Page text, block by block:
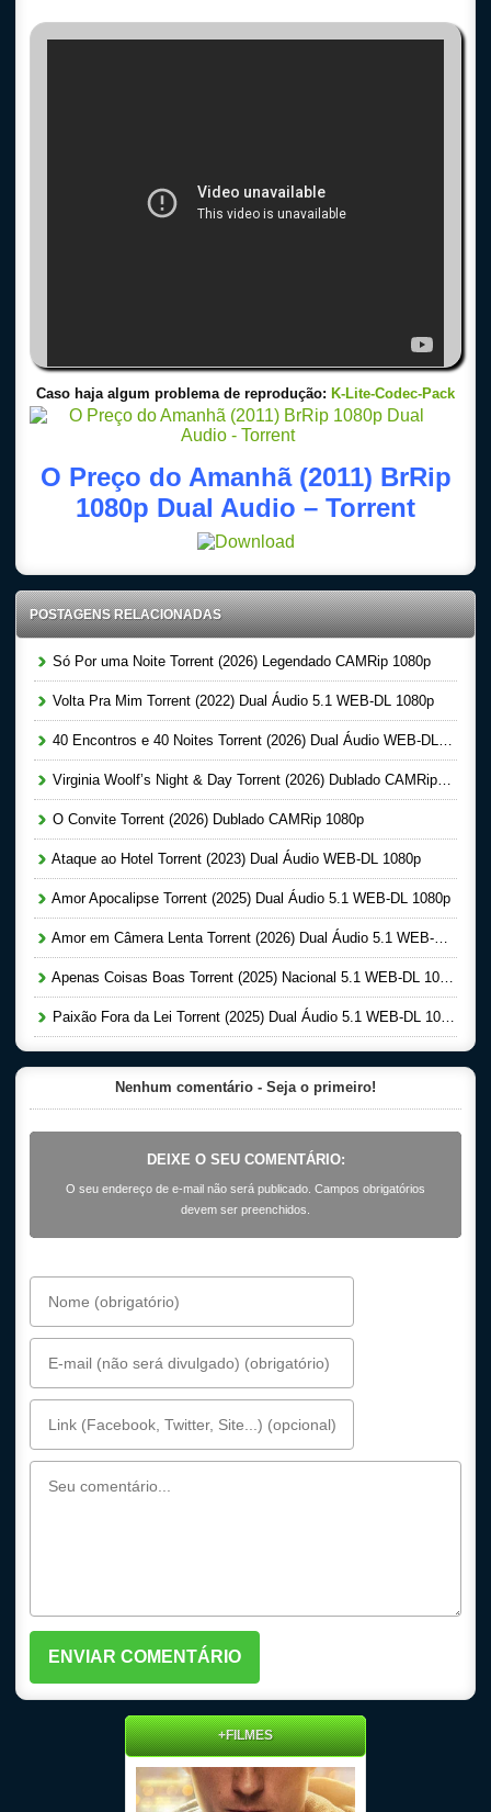
Caso haja algum problema de reprodução: K-Lite-Codec-Pack
O Preço do Amanhã (2011) BrRip
1080p Dual Audio – Torrent
POSTAGENS RELACIONADAS
Só Por uma Noite Torrent (2026) Legendado CAMRip 1080p
Volta Pra Mim Torrent (2022) Dual Áudio 5.1 WEB-DL 1080p
40 Encontros e 40 Noites Torrent (2026) Dual Áudio WEB-DL 1080p
Virginia Woolf’s Night & Day Torrent (2026) Dublado CAMRip 1080p
O Convite Torrent (2026) Dublado CAMRip 1080p
Ataque ao Hotel Torrent (2023) Dual Áudio WEB-DL 1080p
Amor Apocalipse Torrent (2025) Dual Áudio 5.1 WEB-DL 1080p
Amor em Câmera Lenta Torrent (2026) Dual Áudio 5.1 WEB-DL 1080p
Apenas Coisas Boas Torrent (2025) Nacional 5.1 WEB-DL 1080p
Paixão Fora da Lei Torrent (2025) Dual Áudio 5.1 WEB-DL 1080p
Nenhum comentário - Seja o primeiro!
DEIXE O SEU COMENTÁRIO:
O seu endereço de e-mail não será publicado. Campos obrigatórios
devem ser preenchidos.
+FILMES